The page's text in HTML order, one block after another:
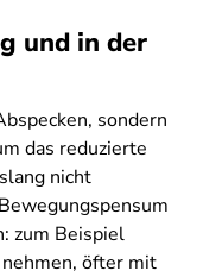
und in der
sondern
das reduzierte
nicht
zum Beispiel
öfter mit